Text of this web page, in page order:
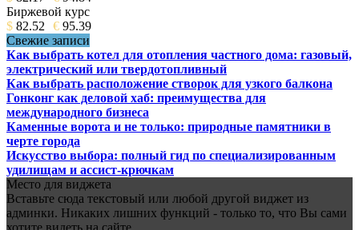
Биржевой курс
$ 82.52 € 95.39
Свежие записи
Как выбрать котел для отопления частного дома: газовый,
электрический или твердотопливный
Как выбрать расположение створок для узкого балкона
Гонконг как деловой хаб: преимущества для
международного бизнеса
Каменные ворота и не только: природные памятники в
черте города
Искусство выбора: полный гид по специализированным
удилищам и ассист-крючкам
Место для виджета
Вставьте сюда текстовый или любой другой виджет из
админки. Никаких лишних функций - только то, что Вы сами
хотите видеть на сайте.